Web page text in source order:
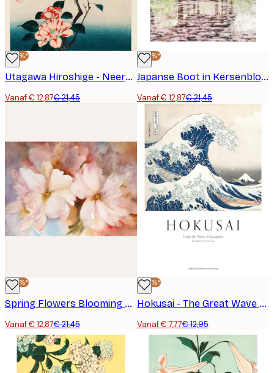
-40%*
Utagawa Hiroshige - Neergestreken Vogel Houtsnede Poster
Vanaf € 12,87€ 21,45
-40%*
Japanse Boot in Kersenbloesems Poster
Vanaf € 12,87€ 21,45
-40%*
Spring Flowers Blooming Poster
Vanaf € 12,87€ 21,45
-40%*
Hokusai - The Great Wave Poster
Vanaf € 7,77€ 12,95